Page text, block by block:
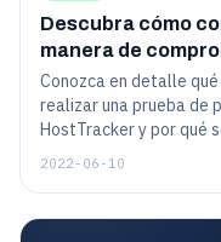
Descubra cómo
manera de
Conozca en detalle
realizar una prueba de
HostTracker y por qué
instrucciones
2022-06-10